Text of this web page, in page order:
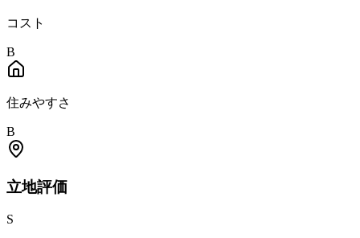
コスト
B
住みやすさ
B
立地評価
S